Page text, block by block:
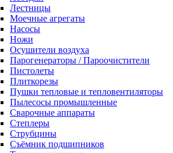
Лестницы
Моечные агрегаты
Насосы
Ножи
Осушители воздуха
Парогенераторы / Пароочистители
Пистолеты
Плиткорезы
Пушки тепловые и тепловентиляторы
Пылесосы промышленные
Сварочные аппараты
Степлеры
Струбцины
Съёмник подшипников